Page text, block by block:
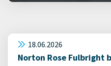
18.06.2026
Norton Rose Fulbright